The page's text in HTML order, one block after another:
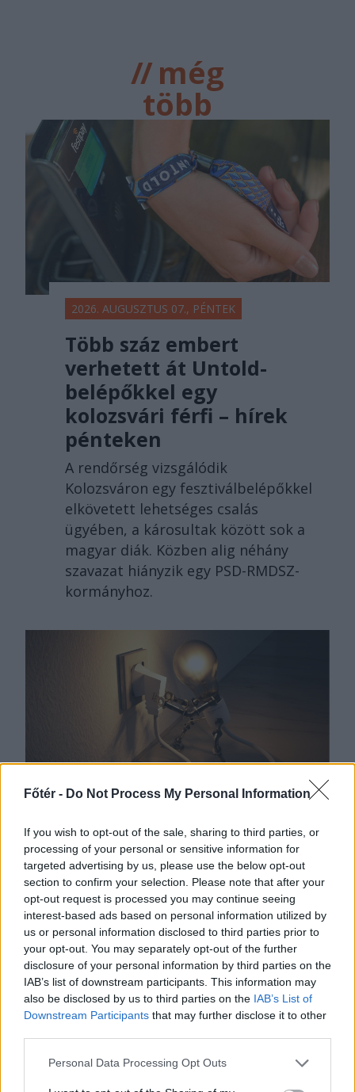
Főtér - Do Not Process My Personal Information
If you wish to opt-out of the sale, sharing to third parties, or
processing of your personal or sensitive information for
targeted advertising by us, please use the below opt-out
section to confirm your selection. Please note that after your
opt-out request is processed you may continue seeing
interest-based ads based on personal information utilized by
us or personal information disclosed to third parties prior to
your opt-out. You may separately opt-out of the further
disclosure of your personal information by third parties on the
IAB’s list of downstream participants. This information may
also be disclosed by us to third parties on the IAB’s List of
Downstream Participants that may further disclose it to other
Personal Data Processing Opt Outs
//még
több
főtér.ro
2026. AUGUSZTUS 07., PÉNTEK
Több száz embert
verhetett át Untold-
belépőkkel egy
kolozsvári férfi – hírek
pénteken
A rendőrség vizsgálódik
Kolozsváron egy fesztiválbelépőkkel
elkövetett lehetséges csalás
ügyében, a károsultak között sok a
magyar diák. Közben alig néhány
szavazat hiányzik egy PSD-RMDSZ-
kormányhoz.
Bolojan: az általános
energiaválság miatt
rendkívüli
intézkedéseket hoztunk
csütörtökön – hírmix
Energiatakarékosságra hívja fel a
lakosságot a kormány. Továbbá:
gondatlanságból elkövetett
emberöléssel vádolnak egy hegyi
vezetőt a Bucsecs-hegységben